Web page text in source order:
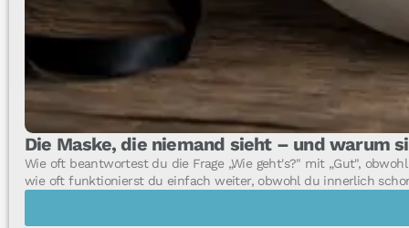
Die Maske, die niemand sieht – und warum
Wie oft beantwortest du die Frage „Wie geht's?" mit „Gut",
wie oft funktionierst du einfach weiter, obwohl du innerlich